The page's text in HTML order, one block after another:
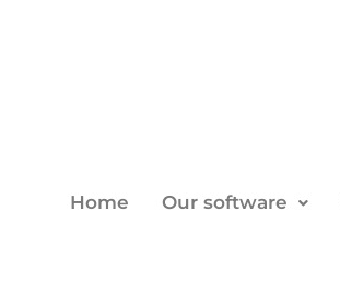
Home Our software